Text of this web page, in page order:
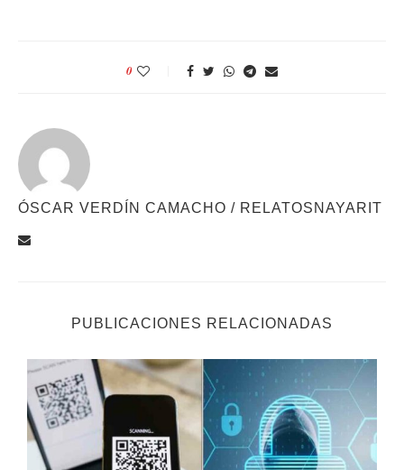
0
ÓSCAR VERDÍN CAMACHO / RELATOSNAYARIT
PUBLICACIONES RELACIONADAS